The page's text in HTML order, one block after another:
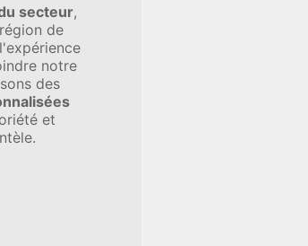
secteur,
de
notre
des
et